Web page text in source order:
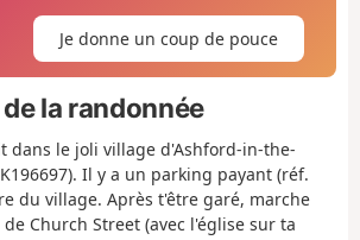
Je donne un coup de pouce
la randonnée
dans le joli village d'Ashford-in-the-
Il y a un parking payant (réf.
du village. Après t'être garé, marche
Church Street (avec l'église sur ta